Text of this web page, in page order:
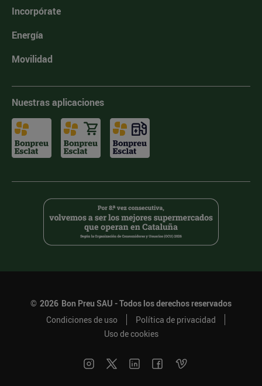
Incorpórate
Energía
Movilidad
Nuestras aplicaciones
© 2026 Bon Preu SAU - Todos los derechos reservados
Condiciones de uso
Política de privacidad
Uso de cookies